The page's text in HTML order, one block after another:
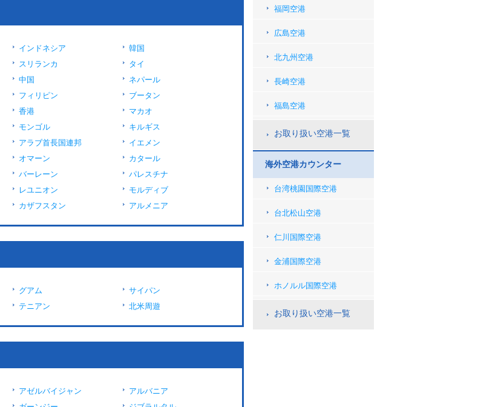
インドネシア
韓国
スリランカ
タイ
中国
ネパール
フィリピン
ブータン
香港
マカオ
モンゴル
キルギス
アラブ首長国連邦
イエメン
オマーン
カタール
バーレーン
パレスチナ
レユニオン
モルディブ
カザフスタン アルメニア
グアム
サイパン
テニアン 北米周遊
アゼルバイジャン
アルバニア
福岡空港
広島空港
北九州空港
長崎空港
福島空港
お取り扱い空港一覧
海外空港カウンター
台湾桃園国際空港
台北松山空港
仁川国際空港
金浦国際空港
ホノルル国際空港
お取り扱い空港一覧